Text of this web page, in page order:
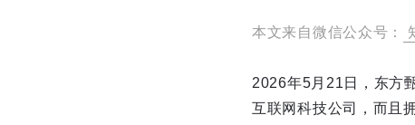
本文来自微信公众号：
2026年5月21日，东方
互联网科技公司，而且